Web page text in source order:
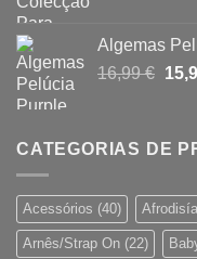
era:
Algemas
16,99€ O
era:
CATEGORIAS DE
Acessórios (40)
Arnês/Strap On (22)